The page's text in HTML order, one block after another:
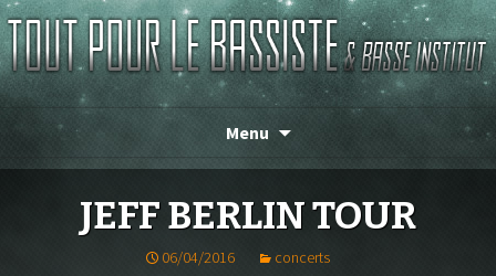
TOUT POUR LE BASSISTE
de basse depuis 1986 !
Menu
JEFF BERLIN TOUR
06/04/2016 concerts